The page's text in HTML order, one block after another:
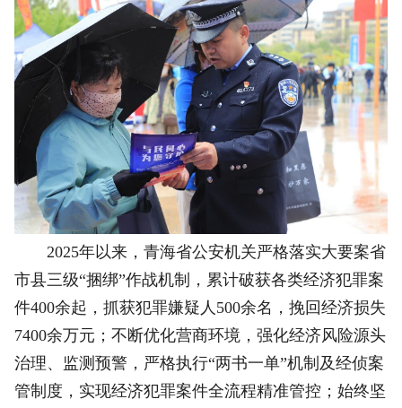
2025年以来，青海省公安机关严格落实大要案省
市县三级“捆绑”作战机制，累计破获各类经济犯罪案
件400余起，抓获犯罪嫌疑人500余名，挽回经济损失
7400余万元；不断优化营商环境，强化经济风险源头
治理、监测预警，严格执行“两书一单”机制及经侦案
管制度，实现经济犯罪案件全流程精准管控；始终坚